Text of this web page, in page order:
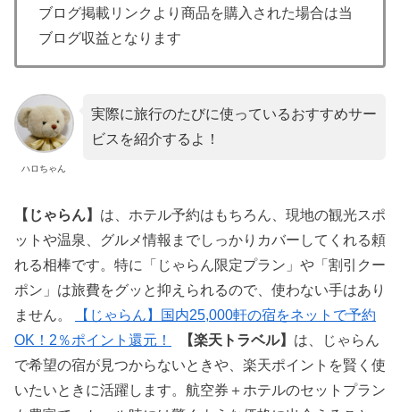
ブログ掲載リンクより商品を購入された場合は当
ブログ収益となります
ハロちゃん
実際に旅行のたびに使っているおすすめサー
ビスを紹介するよ！
【じゃらん】 は、ホテル予約はもちろん、現地の観光スポ
ットや温泉、グルメ情報までしっかりカバーしてくれる頼
れる相棒です。特に「じゃらん限定プラン」や「割引クー
ポン」は旅費をグッと抑えられるので、使わない手はあり
ません。
【じゃらん】国内25,000軒の宿をネットで予約
OK！2％ポイント還元！
【楽天トラベル】 は、じゃらん
で希望の宿が見つからないときや、楽天ポイントを賢く使
いたいときに活躍します。航空券＋ホテルのセットプラン